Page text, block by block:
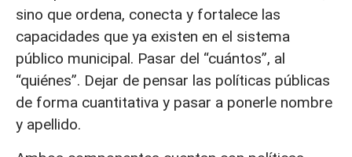
sino que ordena, conecta y fortalece las
capacidades que ya existen en el sistema
público municipal. Pasar del “cuántos”, al
“quiénes”. Dejar de pensar las políticas públicas
de forma cuantitativa y pasar a ponerle nombre
y apellido.